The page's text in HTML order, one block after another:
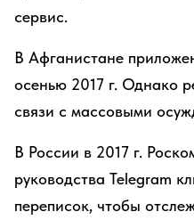
сервис.
В Афганистане
осенью 2017 г. Однако
связи с массовыми
В России в 2017 г.
руководства Telegram
переписок, чтобы